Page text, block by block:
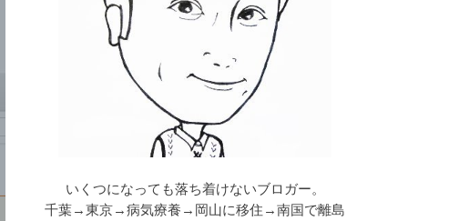
いくつになっても落ち着けないブロガー。
千葉→東京→病気療養→岡山に移住→南国で離島